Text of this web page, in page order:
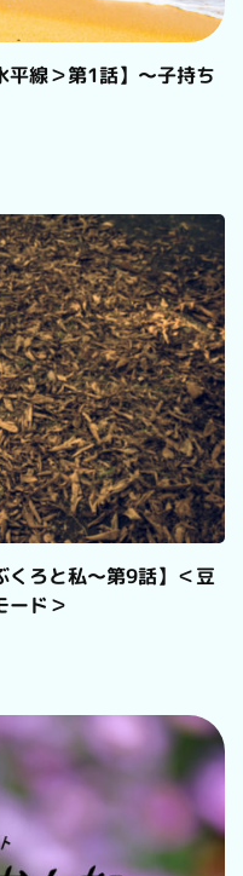
平線＞第1話】～子持ち
くろと私～第9話】＜豆
ード＞